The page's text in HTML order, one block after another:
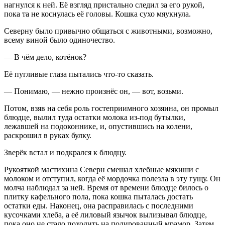
нагнулся к ней. Её взгляд пристально следил за его рукой,
пока та не коснулась её головы. Кошка сухо мяукнула.
Северну было привычно общаться с животными, возможно,
всему виной было одиночество.
— В чём дело, котёнок?
Её пугливые глаза пытались что-то сказать.
— Понимаю, — нежно произнёс он, — вот, возьми.
Потом, взяв на себя роль гостеприимного хозяина, он промыл
блюдце, вылил туда остатки молока из-под бутылки,
лежавшей на подоконнике, и, опустившись на колени,
раскрошил в руках булку.
Зверёк встал и подкрался к блюдцу.
Рукояткой мастихина Северн смешал хлебные мякиши с
молоком и отступил, когда её мордочка полезла в эту гущу. Он
молча наблюдал за ней. Время от времени блюдце билось о
плитку кафельного пола, пока кошка пыталась достать
остатки еды. Наконец, она расправилась с последними
кусочками хлеба, а её лиловый язычок вылизывал блюдце,